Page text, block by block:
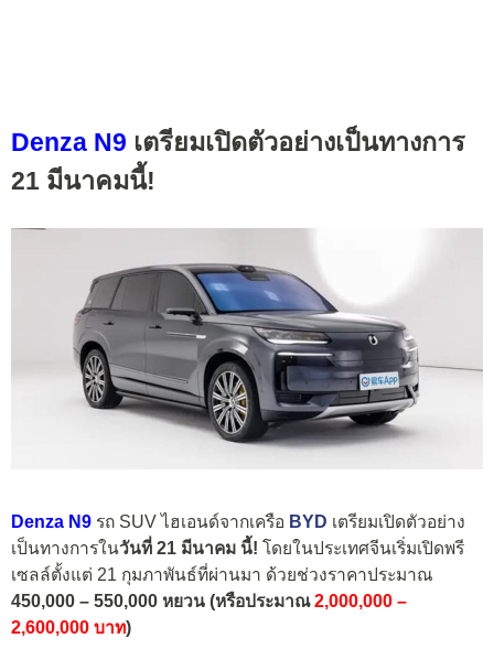
Denza N9 เตรียมเปิดตัวอย่างเป็นทางการ
21 มีนาคมนี้!
Denza N9 รถ SUV ไฮเอนด์จากเครือ BYD เตรียมเปิดตัวอย่าง
เป็นทางการในวันที่ 21 มีนาคม นี้! โดยในประเทศจีนเริ่มเปิดพรี
เซลล์ตั้งแต่ 21 กุมภาพันธ์ที่ผ่านมา ด้วยช่วงราคาประมาณ
450,000 – 550,000 หยวน (หรือประมาณ2,000,000 –
2,600,000 บาท)